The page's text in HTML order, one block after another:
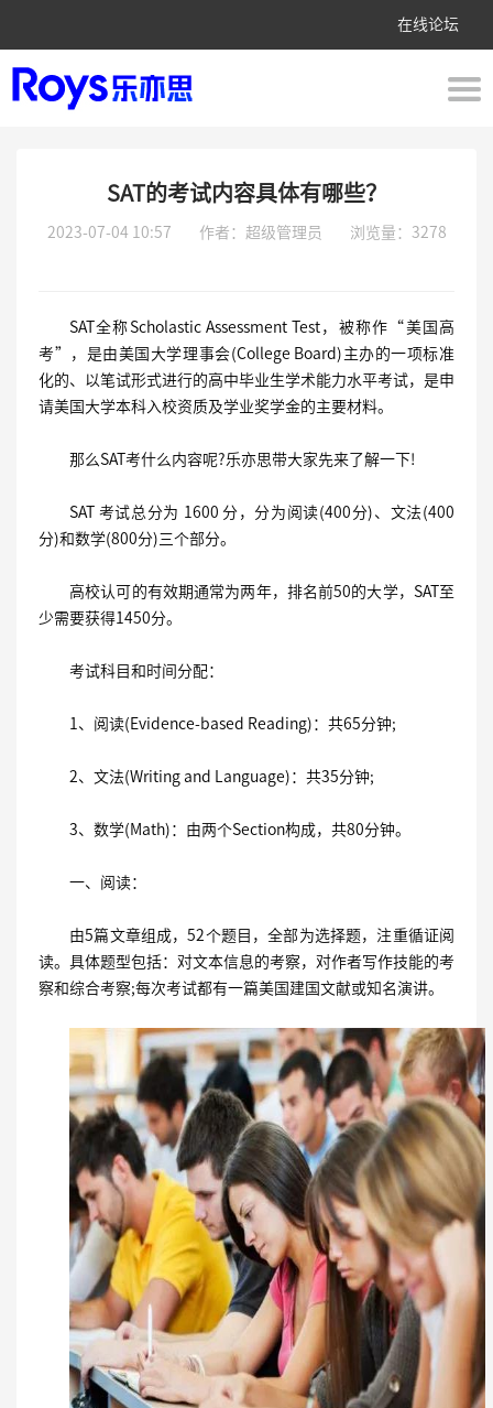
在线论坛
SAT的考试内容具体有哪些？
2023-07-04 10:57 作者：超级管理员 浏览量：3278
SAT全称Scholastic Assessment Test，被称作“美国高
考”，是由美国大学理事会(College Board)主办的一项标准
化的、以笔试形式进行的高中毕业生学术能力水平考试，是申
请美国大学本科入校资质及学业奖学金的主要材料。
那么SAT考什么内容呢?乐亦思带大家先来了解一下!
SAT 考试总分为 1600 分，分为阅读(400分)、文法(400
分)和数学(800分)三个部分。
高校认可的有效期通常为两年，排名前50的大学，SAT至
少需要获得1450分。
考试科目和时间分配：
1、阅读(Evidence-based Reading)：共65分钟;
2、文法(Writing and Language)：共35分钟;
3、数学(Math)：由两个Section构成，共80分钟。
一、阅读：
由5篇文章组成，52个题目，全部为选择题，注重循证阅
读。具体题型包括：对文本信息的考察，对作者写作技能的考
察和综合考察;每次考试都有一篇美国建国文献或知名演讲。